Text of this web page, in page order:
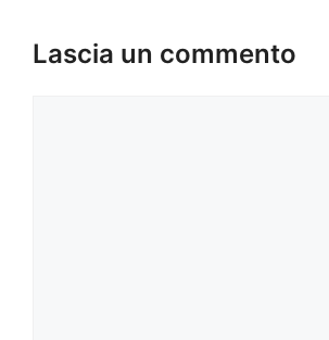
Lascia un commento